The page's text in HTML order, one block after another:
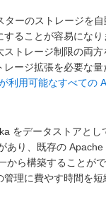
ーのストレージを
ることが容易にな
トレージ制限の両
ージ拡張を必要な
利用可能なすべての
をデータストアと
り、既存の
ら構築することが
理に費やす時間を